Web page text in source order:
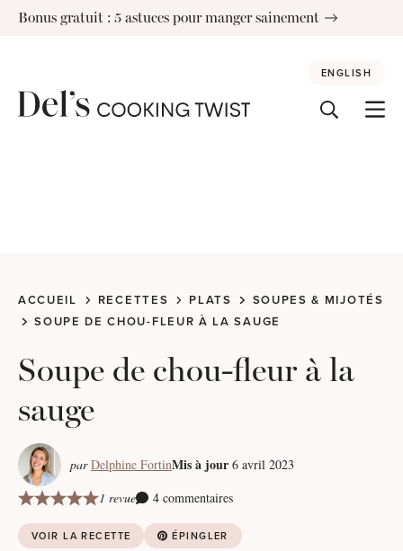
SkipBonus gratuit : 5 astuces pour manger sainement
ENGLISH
ACCUEIL RECETTES PLATS
SOUPES & MIJOTÉS
SOUPE DE CHOU-FLEUR À LA SAUGE
Soupe de chou-fleur à la
sauge
par Delphine FortinMis à jour 6 avril 2023
1 revue
4 commentaires
VOIR LA RECETTE ÉPINGLER